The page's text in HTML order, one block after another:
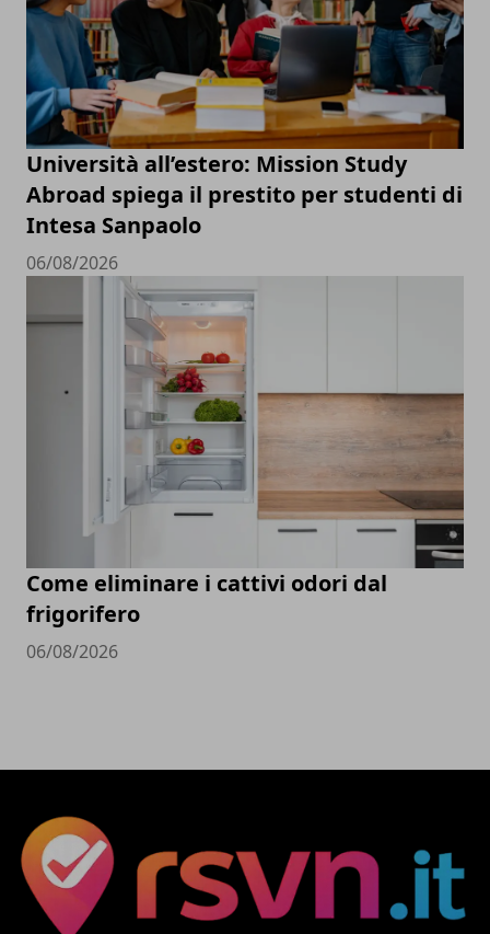
Università all’estero: Mission Study
Abroad spiega il prestito per studenti di
Intesa Sanpaolo
06/08/2026
Come eliminare i cattivi odori dal
frigorifero
06/08/2026